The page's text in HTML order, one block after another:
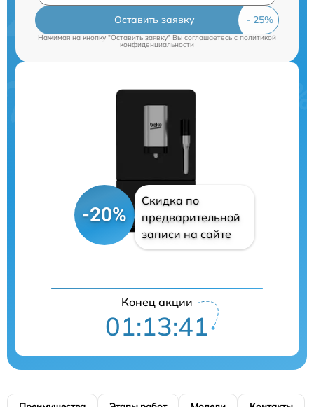
Оставить заявку
Нажимая на кнопку "Оставить заявку" Вы соглашаетесь cполитикой
конфиденциальности
-20%
Скидка по
предварительной
записи на сайте
Конец акции
01:13:40